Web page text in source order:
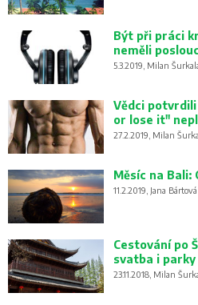
Být při práci
neměli
5.3.2019, Milan
Vědci
or lose it"
27.2.2019, Milan
Měsíc na Bali:
11.2.2019, Jana Bártová
Cestování po
svatba i parky
23.11.2018, Milan